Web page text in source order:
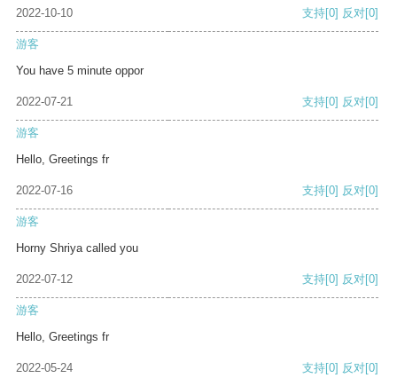
2022-10-10 支持[0] 反对[0]
游客
You have 5 minute oppor
2022-07-21 支持[0] 反对[0]
游客
Hello, Greetings fr
2022-07-16 支持[0] 反对[0]
游客
Horny Shriya called you
2022-07-12 支持[0] 反对[0]
游客
Hello, Greetings fr
2022-05-24 支持[0] 反对[0]